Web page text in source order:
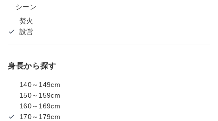
シーン
焚火
設営
身長から探す
140～149cm
150～159cm
160～169cm
170～179cm